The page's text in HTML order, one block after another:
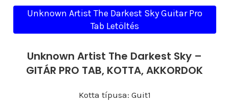
Unknown Artist The Darkest Sky Guitar Pro
Tab Letöltés
Unknown Artist The Darkest Sky –
GITÁR PRO TAB, KOTTA, AKKORDOK
Kotta típusa: Guit1